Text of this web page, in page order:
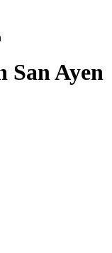
San Ayen